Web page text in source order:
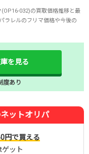
032)の買取価格推移と最
ラレルのフリマ価格や今後の
を見る
度あり
ットオリパ
円で買える
ット